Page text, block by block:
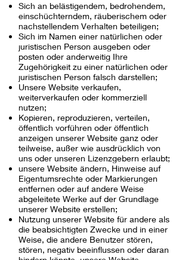
Sich an belästigendem, bedrohendem,
einschüchterndem, räuberischem oder
nachstellendem Verhalten beteiligen;
Sich im Namen einer natürlichen oder
juristischen Person ausgeben oder
posten oder anderweitig Ihre
Zugehörigkeit zu einer natürlichen oder
juristischen Person falsch darstellen;
Unsere Website verkaufen,
weiterverkaufen oder kommerziell
nutzen;
Kopieren, reproduzieren, verteilen,
öffentlich vorführen oder öffentlich
anzeigen unserer Website ganz oder
teilweise, außer wie ausdrücklich von
uns oder unseren Lizenzgebern erlaubt;
unsere Website ändern, Hinweise auf
Eigentumsrechte oder Markierungen
entfernen oder auf andere Weise
abgeleitete Werke auf der Grundlage
unserer Website erstellen;
Nutzung unserer Website für andere als
die beabsichtigten Zwecke und in einer
Weise, die andere Benutzer stören,
stören, negativ beeinflussen oder daran